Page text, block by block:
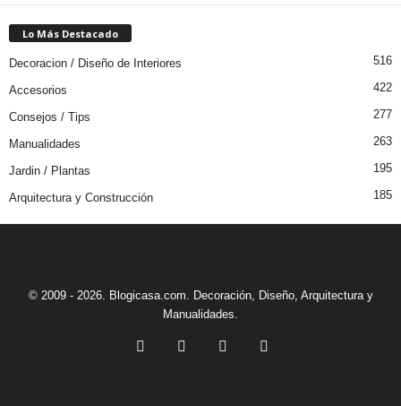
Lo Más Destacado
Decoracion / Diseño de Interiores 516
Accesorios 422
Consejos / Tips 277
Manualidades 263
Jardin / Plantas 195
Arquitectura y Construcción 185
© 2009 - 2026. Blogicasa.com. Decoración, Diseño, Arquitectura y
Manualidades.